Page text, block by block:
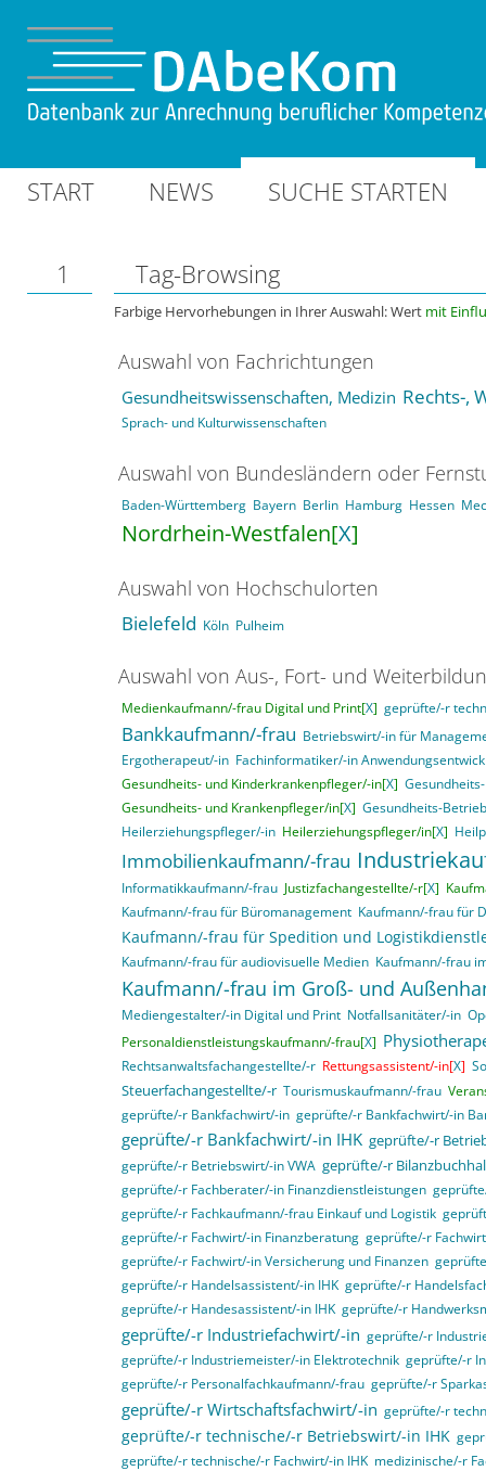
START NEWS SUCHE STARTEN
1 Tag-Browsing
Farbige Hervorhebungen in Ihrer Auswahl: Wert mit
Auswahl von Fachrichtungen
Gesundheitswissenschaften, Medizin Rechts-,
Sprach- und Kulturwissenschaften
Auswahl von Bundesländern oder
Baden-Württemberg Bayern Berlin Hamburg Hessen
Nordrhein-Westfalen[X]
Auswahl von Hochschulorten
Bielefeld Köln Pulheim
Auswahl von Aus-, Fort- und
Medienkaufmann/-frau Digital und Print[X] geprüfte/-r
Bankkaufmann/-frau Betriebswirt/-in für
Ergotherapeut/-in Fachinformatiker/-in
Gesundheits- und Kinderkrankenpfleger/-in[X]
Gesundheits- und Krankenpfleger/in[X] Gesundheits-
Heilerziehungspfleger/-in Heilerziehungspfleger/in[X]
Immobilienkaufmann/-frau
Informatikkaufmann/-frau Justizfachangestellte/-r[X]
Kaufmann/-frau für Büromanagement Kaufmann/-frau für
Kaufmann/-frau für Spedition und
Kaufmann/-frau für audiovisuelle Medien Kaufmann/-frau
Kaufmann/-frau im Groß- und
Mediengestalter/-in Digital und Print Notfallsanitäter/-in
Personaldienstleistungskaufmann/-frau[X]
Rechtsanwaltsfachangestellte/-r Rettungsassistent/-in[X]
Steuerfachangestellte/-r Tourismuskaufmann/-frau
geprüfte/-r Bankfachwirt/-in geprüfte/-r Bankfachwirt/-in
geprüfte/-r Bankfachwirt/-in IHK geprüfte/-r
geprüfte/-r Betriebswirt/-in VWA geprüfte/-r
geprüfte/-r Fachberater/-in Finanzdienstleistungen
geprüfte/-r Fachkaufmann/-frau Einkauf und Logistik
geprüfte/-r Fachwirt/-in Finanzberatung geprüfte/-r
geprüfte/-r Fachwirt/-in Versicherung und Finanzen
geprüfte/-r Handelsassistent/-in IHK geprüfte/-r
geprüfte/-r Handesassistent/-in IHK geprüfte/-r
geprüfte/-r Industriefachwirt/-in geprüfte/-r
geprüfte/-r Industriemeister/-in Elektrotechnik geprüfte/-r
geprüfte/-r Personalfachkaufmann/-frau geprüfte/-r
geprüfte/-r Wirtschaftsfachwirt/-in geprüfte/-r
geprüfte/-r technische/-r Betriebswirt/-in IHK
geprüfte/-r technische/-r Fachwirt/-in IHK medizinische/-r